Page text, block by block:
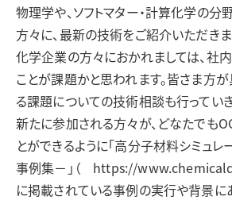
物理学や、ソフトマター・計算化学の分
方々に、最新の技術をご紹介いただきま
化学企業の方々におかれましては、社
ことが課題かと思われます。皆さま方
る課題についての技術相談も行っていき
新たに参加される方々が、どなたでも
とができるように「高分子材料シミュレ
事例集－」（ https://
に掲載されている事例の実行や背景に